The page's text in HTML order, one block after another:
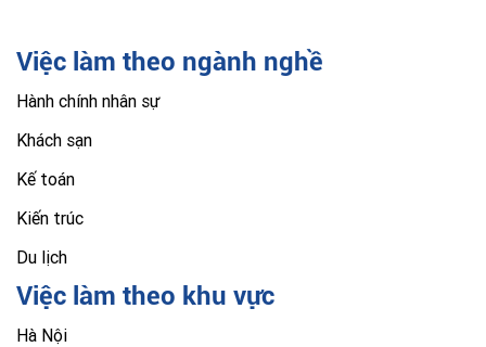
Việc làm theo ngành nghề
Hành chính nhân sự
Khách sạn
Kế toán
Kiến trúc
Du lịch
Việc làm theo khu vực
Hà Nội